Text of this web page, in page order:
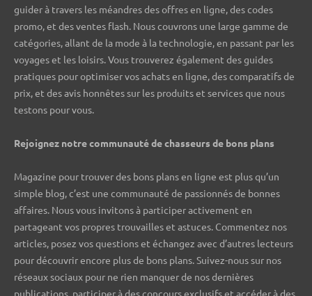
guider à travers les méandres des offres en ligne, des codes
promo, et des ventes flash. Nous couvrons une large gamme de
catégories, allant de la mode à la technologie, en passant par les
voyages et les loisirs. Vous trouverez également des guides
pratiques pour optimiser vos achats en ligne, des comparatifs de
prix, et des avis honnêtes sur les produits et services que nous
testons pour vous.
Rejoignez notre communauté de chasseurs de bons plans ️
Magazine pour trouver des bons plans en ligne est plus qu’un
simple blog, c’est une communauté de passionnés de bonnes
affaires. Nous vous invitons à participer activement en
partageant vos propres trouvailles et astuces. Commentez nos
articles, posez vos questions et échangez avec d’autres lecteurs
pour découvrir encore plus de bons plans. Suivez-nous sur nos
réseaux sociaux pour ne rien manquer de nos dernières
publications, participer à des concours exclusifs et accéder à des